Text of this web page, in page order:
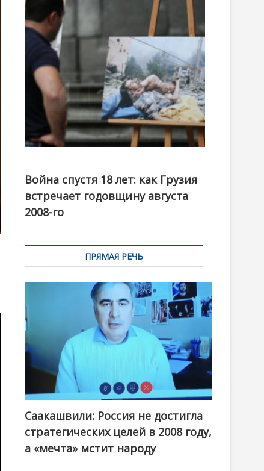
o
n
канал
Война спустя 18 лет: как Грузия
встречает годовщину августа
2008-го
ПРЯМАЯ РЕЧЬ
Саакашвили: Россия не достигла
стратегических целей в 2008 году,
а «мечта» мстит народу